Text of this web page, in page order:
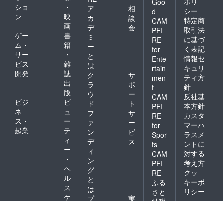
ショ
ン
・
映
画
ゲー
ム・
サー
ビス
開発
書
籍
・
雑
誌
出
版
ビジ
ネ
ス・
起業
ビ
ュ
ー
テ
ィ
ー
・
ヘ
ル
ス
ケ
ア
カ
デ
ミ
ー
と
は
相
談
会
ク
ラ
ウ
ド
フ
ァ
ン
デ
ィ
ン
グ
と
は
サ
ポ
ー
ト
サ
ー
ビ
ス
プ
実
d
CAM
PFI
RE
for
Ente
rtain
men
t
CAM
PFI
RE
for
Spor
ts
CAM
PFI
RE
ふる
さと
シー
特定商
取引法
に基づ
く表記
情報セ
キュリ
ティ方
針
反社基
本方針
カスタ
マーハ
ラスメ
ントに
対する
考え方
クッ
キーポ
リシー